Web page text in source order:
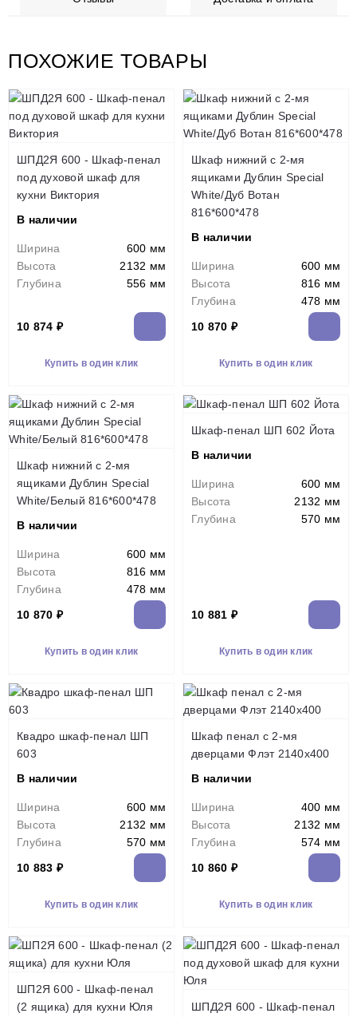
ПОХОЖИЕ ТОВАРЫ
ШПД2Я 600 - Шкаф-пенал
под духовой шкаф для
кухни Виктория
В наличии
Ширина
600 мм
Высота
2132 мм
Глубина
556 мм
10 874 ₽
Купить в один клик
Шкаф нижний с 2-мя
ящиками Дублин Special
White/Дуб Вотан
816*600*478
В наличии
Ширина
600 мм
Высота
816 мм
Глубина
478 мм
10 870 ₽
Купить в один клик
Шкаф нижний с 2-мя
ящиками Дублин Special
White/Белый 816*600*478
В наличии
Ширина
600 мм
Высота
816 мм
Глубина
478 мм
10 870 ₽
Купить в один клик
Шкаф-пенал ШП 602 Йота
В наличии
Ширина
600 мм
Высота
2132 мм
Глубина
570 мм
10 881 ₽
Купить в один клик
Квадро шкаф-пенал ШП
603
В наличии
Ширина
600 мм
Высота
2132 мм
Глубина
570 мм
10 883 ₽
Купить в один клик
Шкаф пенал с 2-мя
дверцами Флэт 2140х400
В наличии
Ширина
400 мм
Высота
2132 мм
Глубина
574 мм
10 860 ₽
Купить в один клик
ШП2Я 600 - Шкаф-пенал
(2 ящика) для кухни Юля
ШПД2Я 600 - Шкаф-пенал